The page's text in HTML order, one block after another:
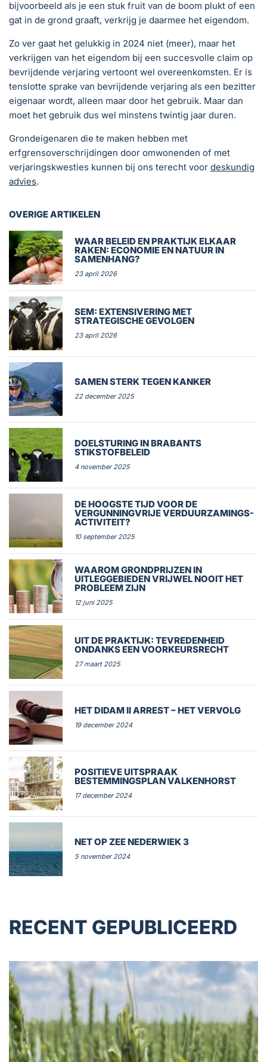
bijvoorbeeld als je een stuk fruit van de boom plukt of een
gat in de grond graaft, verkrijg je daarmee het eigendom.
Zo ver gaat het gelukkig in 2024 niet (meer), maar het
verkrijgen van het eigendom bij een succesvolle claim op
bevrijdende verjaring vertoont wel overeenkomsten. Er is
tenslotte sprake van bevrijdende verjaring als een bezitter
eigenaar wordt, alleen maar door het gebruik. Maar dan
moet het gebruik dus wel minstens twintig jaar duren.
Grondeigenaren die te maken hebben met
erfgrensoverschrijdingen door omwonenden of met
verjaringskwesties kunnen bij ons terecht voor deskundig
advies.
OVERIGE ARTIKELEN
WAAR BELEID EN PRAKTIJK ELKAAR
RAKEN: ECONOMIE EN NATUUR IN
SAMENHANG?
23 april 2026
SEM: EXTENSIVERING MET
STRATEGISCHE GEVOLGEN
23 april 2026
SAMEN STERK TEGEN KANKER
22 december 2025
DOELSTURING IN BRABANTS
STIKSTOFBELEID
4 november 2025
DE HOOGSTE TIJD VOOR DE
VERGUNNINGVRIJE VERDUURZAMINGS-
ACTIVITEIT?
10 september 2025
WAAROM GRONDPRIJZEN IN
UITLEGGEBIEDEN VRIJWEL NOOIT HET
PROBLEEM ZIJN
12 juni 2025
UIT DE PRAKTIJK: TEVREDENHEID
ONDANKS EEN VOORKEURSRECHT
27 maart 2025
HET DIDAM II ARREST – HET VERVOLG
19 december 2024
POSITIEVE UITSPRAAK
BESTEMMINGSPLAN VALKENHORST
17 december 2024
NET OP ZEE NEDERWIEK 3
5 november 2024
RECENT GEPUBLICEERD